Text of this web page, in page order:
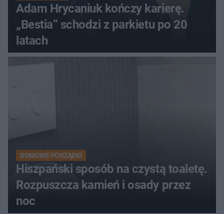
Adam Hrycaniuk kończy karierę.
„Bestia” schodzi z parkietu po 20
latach
DOMOWE PORZĄDKI
Hiszpański sposób na czystą toaletę.
Rozpuszcza kamień i osady przez
noc